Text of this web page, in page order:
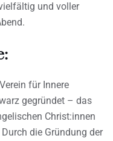
und voller
für Innere
gegründet – das
Christ:innen
die Gründung der